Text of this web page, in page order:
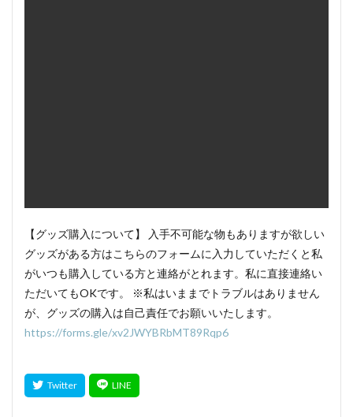
【グッズ購入について】 入手不可能な物もありますが欲しい
グッズがある方はこちらのフォームに入力していただくと私
がいつも購入している方と連絡がとれます。私に直接連絡い
ただいてもOKです。 ※私はいままでトラブルはありません
が、グッズの購入は自己責任でお願いいたします。
https://forms.gle/xv2JWYBRbMT89Rqp6